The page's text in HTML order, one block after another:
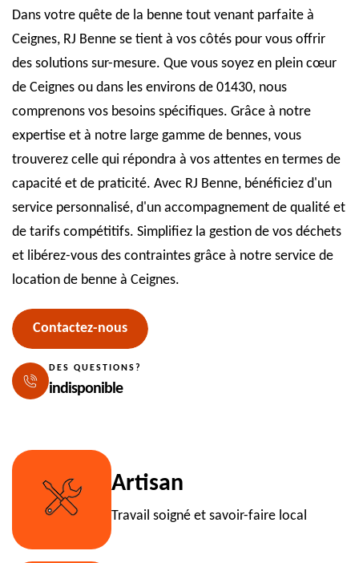
Dans votre quête de la benne tout venant parfaite à
Ceignes, RJ Benne se tient à vos côtés pour vous offrir
des solutions sur-mesure. Que vous soyez en plein cœur
de Ceignes ou dans les environs de 01430, nous
comprenons vos besoins spécifiques. Grâce à notre
expertise et à notre large gamme de bennes, vous
trouverez celle qui répondra à vos attentes en termes de
capacité et de praticité. Avec RJ Benne, bénéficiez d'un
service personnalisé, d'un accompagnement de qualité et
de tarifs compétitifs. Simplifiez la gestion de vos déchets
et libérez-vous des contraintes grâce à notre service de
location de benne à Ceignes.
Contactez-nous
DES QUESTIONS?
indisponible
Artisan
Travail soigné et savoir-faire local